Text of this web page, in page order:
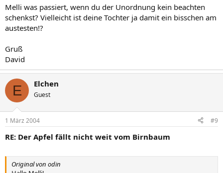
Melli was passiert, wenn du der Unordnung kein beachten
schenkst? Vielleicht ist deine Tochter ja damit ein bisschen am
austesten!?
Gruß
David
E Elchen
Guest
1 März 2004 #9
RE: Der Apfel fällt nicht weit vom Birnbaum
Original von odin